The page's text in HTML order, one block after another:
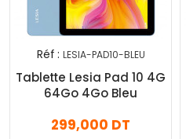
Réf : LESIA-PAD10-BLEU
Tablette Lesia Pad 10 4G
64Go 4Go Bleu
299,000 DT